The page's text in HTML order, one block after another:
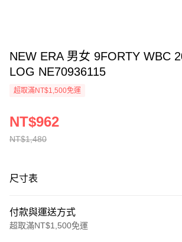
NEW ERA 男女 9FORTY WBC
LOG NE70936115
超取滿NT$1,500免運
NT$1,480
NT$962
尺寸表
付款與運送方式
超取滿NT$1,500免運